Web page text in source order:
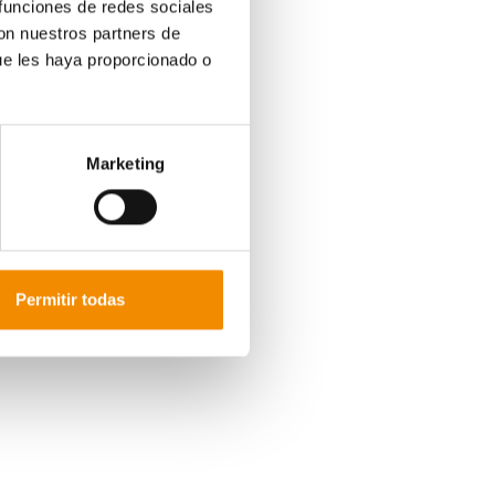
de redes sociales
nuestros partners de
les haya proporcionado o
Marketing
Permitir todas
18 de septiembre en el Palau Olímpic de
a este equipo durante las tres próximas
a cargo de Divina Pastora Seguros
la plantilla para esta temporada entre los
escuela, futuras promesas del club. Asimismo,
previa al partido que enfrentará, a las 20:00
el debut del equipo de Badalona en su feudo.